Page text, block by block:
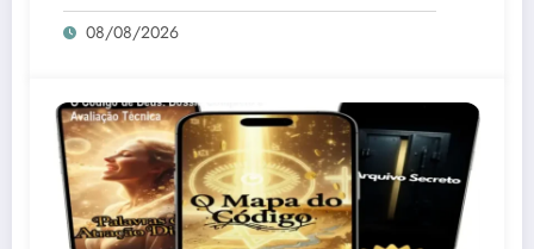
08/08/2026